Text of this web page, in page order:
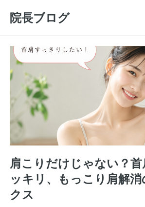
院長ブログ
肩こりだけじゃない？
ッキリ、もっこり肩解
クス